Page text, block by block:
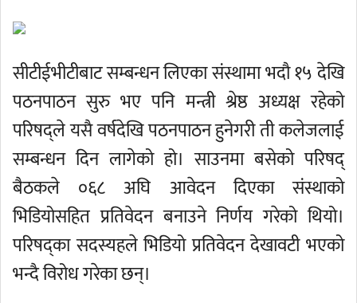
सीटीईभीटीबाट सम्बन्धन लिएका संस्थामा भदौ १५ देखि
पठनपाठन सुरु भए पनि मन्त्री श्रेष्ठ अध्यक्ष रहेको
परिषद्ले यसै वर्षदेखि पठनपाठन हुनेगरी ती कलेजलाई
सम्बन्धन दिन लागेको हो। साउनमा बसेको परिषद्
बैठकले ०६८ अघि आवेदन दिएका संस्थाको
भिडियोसहित प्रतिवेदन बनाउने निर्णय गरेको थियो।
परिषद्का सदस्यहले भिडियो प्रतिवेदन देखावटी भएको
भन्दै विरोध गरेका छन्।